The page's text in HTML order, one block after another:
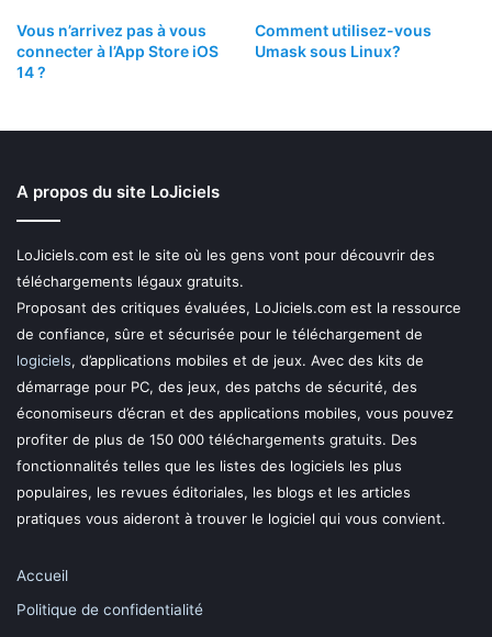
Vous n’arrivez pas à vous
connecter à l’App Store iOS
14 ?
Comment utilisez-vous
Umask sous Linux?
A propos du site LoJiciels
LoJiciels.com est le site où les gens vont pour découvrir des
téléchargements légaux gratuits.
Proposant des critiques évaluées, LoJiciels.com est la ressource
de confiance, sûre et sécurisée pour le téléchargement de
logiciels, d’applications mobiles et de jeux. Avec des kits de
démarrage pour PC, des jeux, des patchs de sécurité, des
économiseurs d’écran et des applications mobiles, vous pouvez
profiter de plus de 150 000 téléchargements gratuits. Des
fonctionnalités telles que les listes des logiciels les plus
populaires, les revues éditoriales, les blogs et les articles
pratiques vous aideront à trouver le logiciel qui vous convient.
Accueil
Politique de confidentialité